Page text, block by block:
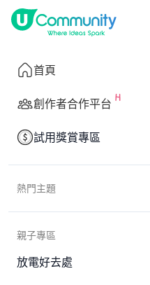
首頁
創作者合作平台
試用獎賞專區
熱門主題
親子專區
放電好去處